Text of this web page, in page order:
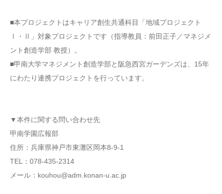
■本プロジェクトはキャリア創生共通科目「地域プロジェクト
Ⅰ・Ⅱ」対象プロジェクトです（指導教員：前田正子／マネジメ
ント創造学部 教授）。
■甲南大学マネジメント創造学部と阪急西宮ガーデンズは、15年
にわたり連携プロジェクトを行っています。
▼本件に関する問い合わせ先
甲南学園広報部
住所：兵庫県神戸市東灘区岡本8-9-1
TEL：078-435-2314
メール：kouhou@adm.konan-u.ac.jp